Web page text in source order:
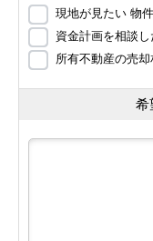
現地が見たい 物
資金計画を相談
所有不動産の売
希